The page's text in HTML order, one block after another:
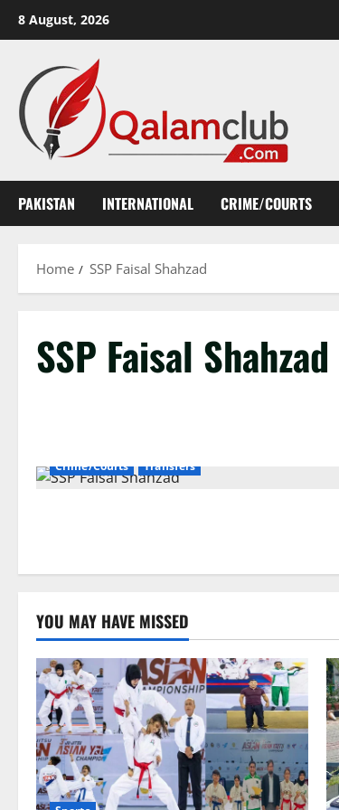
8 August, 2026
PAKISTAN INTERNATIONAL CRIME/COURTS
Home SSP Faisal Shahzad
SSP Faisal Shahzad
Crime/Courts Transfers
YOU MAY HAVE MISSED